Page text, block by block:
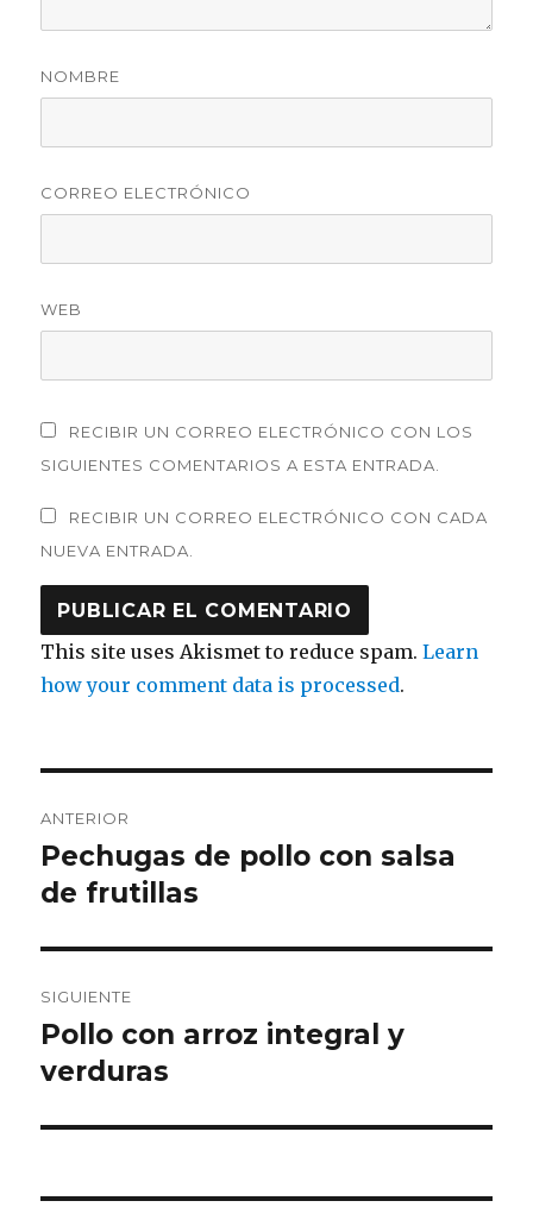
NOMBRE
CORREO ELECTRÓNICO
WEB
RECIBIR UN CORREO ELECTRÓNICO CON LOS
SIGUIENTES COMENTARIOS A ESTA ENTRADA.
RECIBIR UN CORREO ELECTRÓNICO CON CADA
NUEVA ENTRADA.
This site uses Akismet to reduce spam.Learn
how your comment data is processed.
de
entradas
ANTERIOR
Entrada
anterior:
Pechugas de pollo con salsa
de frutillas
SIGUIENTE
Entrada
siguiente:
Pollo con arroz integral y
verduras